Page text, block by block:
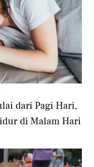
dari Pagi Hari,
di Malam Hari